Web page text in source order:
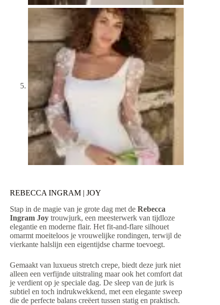
REBECCA INGRAM | JOY
Stap in de magie van je grote dag met de Rebecca
Ingram Joy trouwjurk, een meesterwerk van tijdloze
elegantie en moderne flair. Het fit-and-flare silhouet
omarmt moeiteloos je vrouwelijke rondingen, terwijl de
vierkante halslijn een eigentijdse charme toevoegt.
Gemaakt van luxueus stretch crepe, biedt deze jurk niet
alleen een verfijnde uitstraling maar ook het comfort dat
je verdient op je speciale dag. De sleep van de jurk is
subtiel en toch indrukwekkend, met een elegante sweep
die de perfecte balans creëert tussen statig en praktisch.